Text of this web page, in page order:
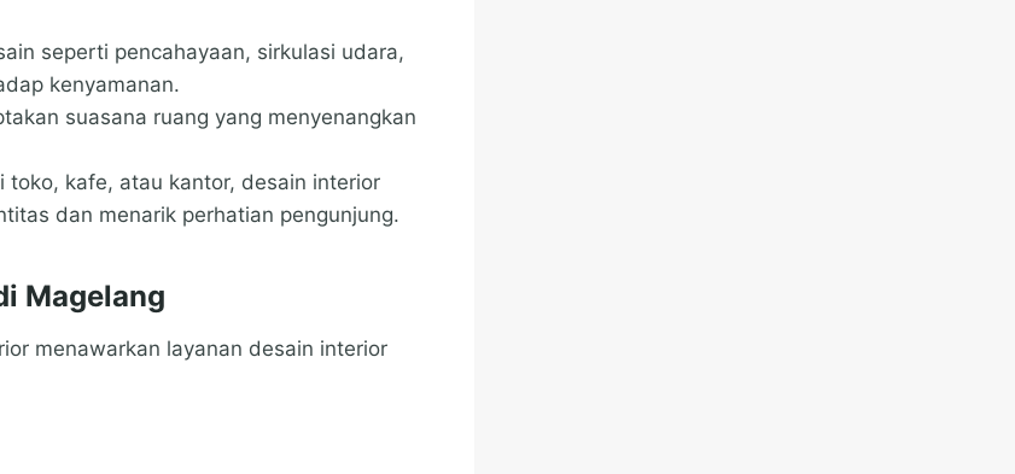
seperti pencahayaan, sirkulasi udara,
kenyamanan.
suasana ruang yang menyenangkan
toko, kafe, atau kantor, desain interior
dan menarik perhatian pengunjung.
Magelang
menawarkan layanan desain interior